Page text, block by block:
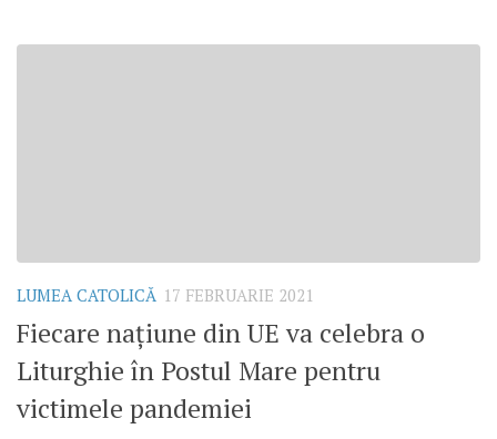
LUMEA CATOLICĂ 17 FEBRUARIE 2021
Fiecare națiune din UE va celebra o
Liturghie în Postul Mare pentru
victimele pandemiei